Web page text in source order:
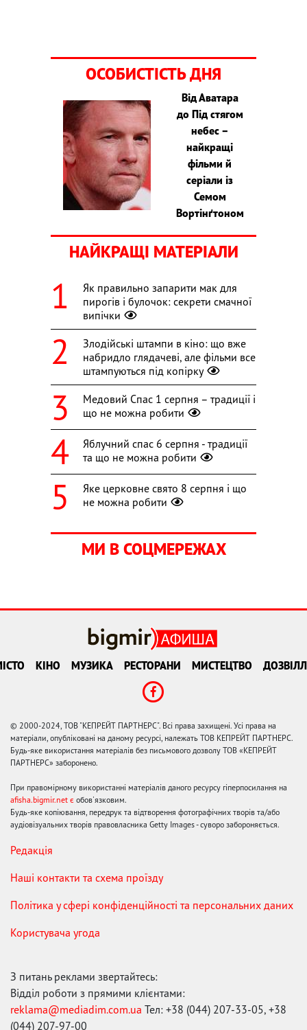
ОСОБИСТІСТЬ ДНЯ
Від Аватара
до Під стягом
небес –
найкращі
фільми й
серіали із
Семом
Вортінґтоном
НАЙКРАЩІ МАТЕРІАЛИ
Як правильно запарити мак для
пирогів і булочок: секрети смачної
випічки
Злодійські штампи в кіно: що вже
набридло глядачеві, але фільми все
штампуються під копірку
Медовий Спас 1 серпня – традиції і
що не можна робити
Яблучний спас 6 серпня - традиції
та що не можна робити
Яке церковне свято 8 серпня і що
не можна робити
МИ В СОЦМЕРЕЖАХ
КІНО МУЗИКА РЕСТОРАНИ МИСТЕЦТВО
© 2000-2024, ТОВ "КЕПРЕЙТ ПАРТНЕРС". Всі права захищені. Усі права на
матеріали, опубліковані на даному ресурсі, належать ТОВ КЕПРЕЙТ ПАРТНЕРС.
Будь-яке використання матеріалів без письмового дозволу ТОВ «КЕПРЕЙТ
ПАРТНЕРС» заборонено.
При правомірному використанні матеріалів даного ресурсу гіперпосилання на
afisha.bigmir.net є обов'язковим.
Будь-яке копіювання, передрук та відтворення фотографічних творів та/або
аудіовізуальних творів правовласника Getty Images - суворо забороняється.
Редакція
Наші контакти та схема проїзду
Політика у сфері конфіденційності та персональних даних
Користувача угода
З питань реклами звертайтесь:
Відділ роботи з прямими клієнтами:
reklama@mediadim.com.ua Тел: +38 (044) 207-33-05, +38
(044) 207-97-00